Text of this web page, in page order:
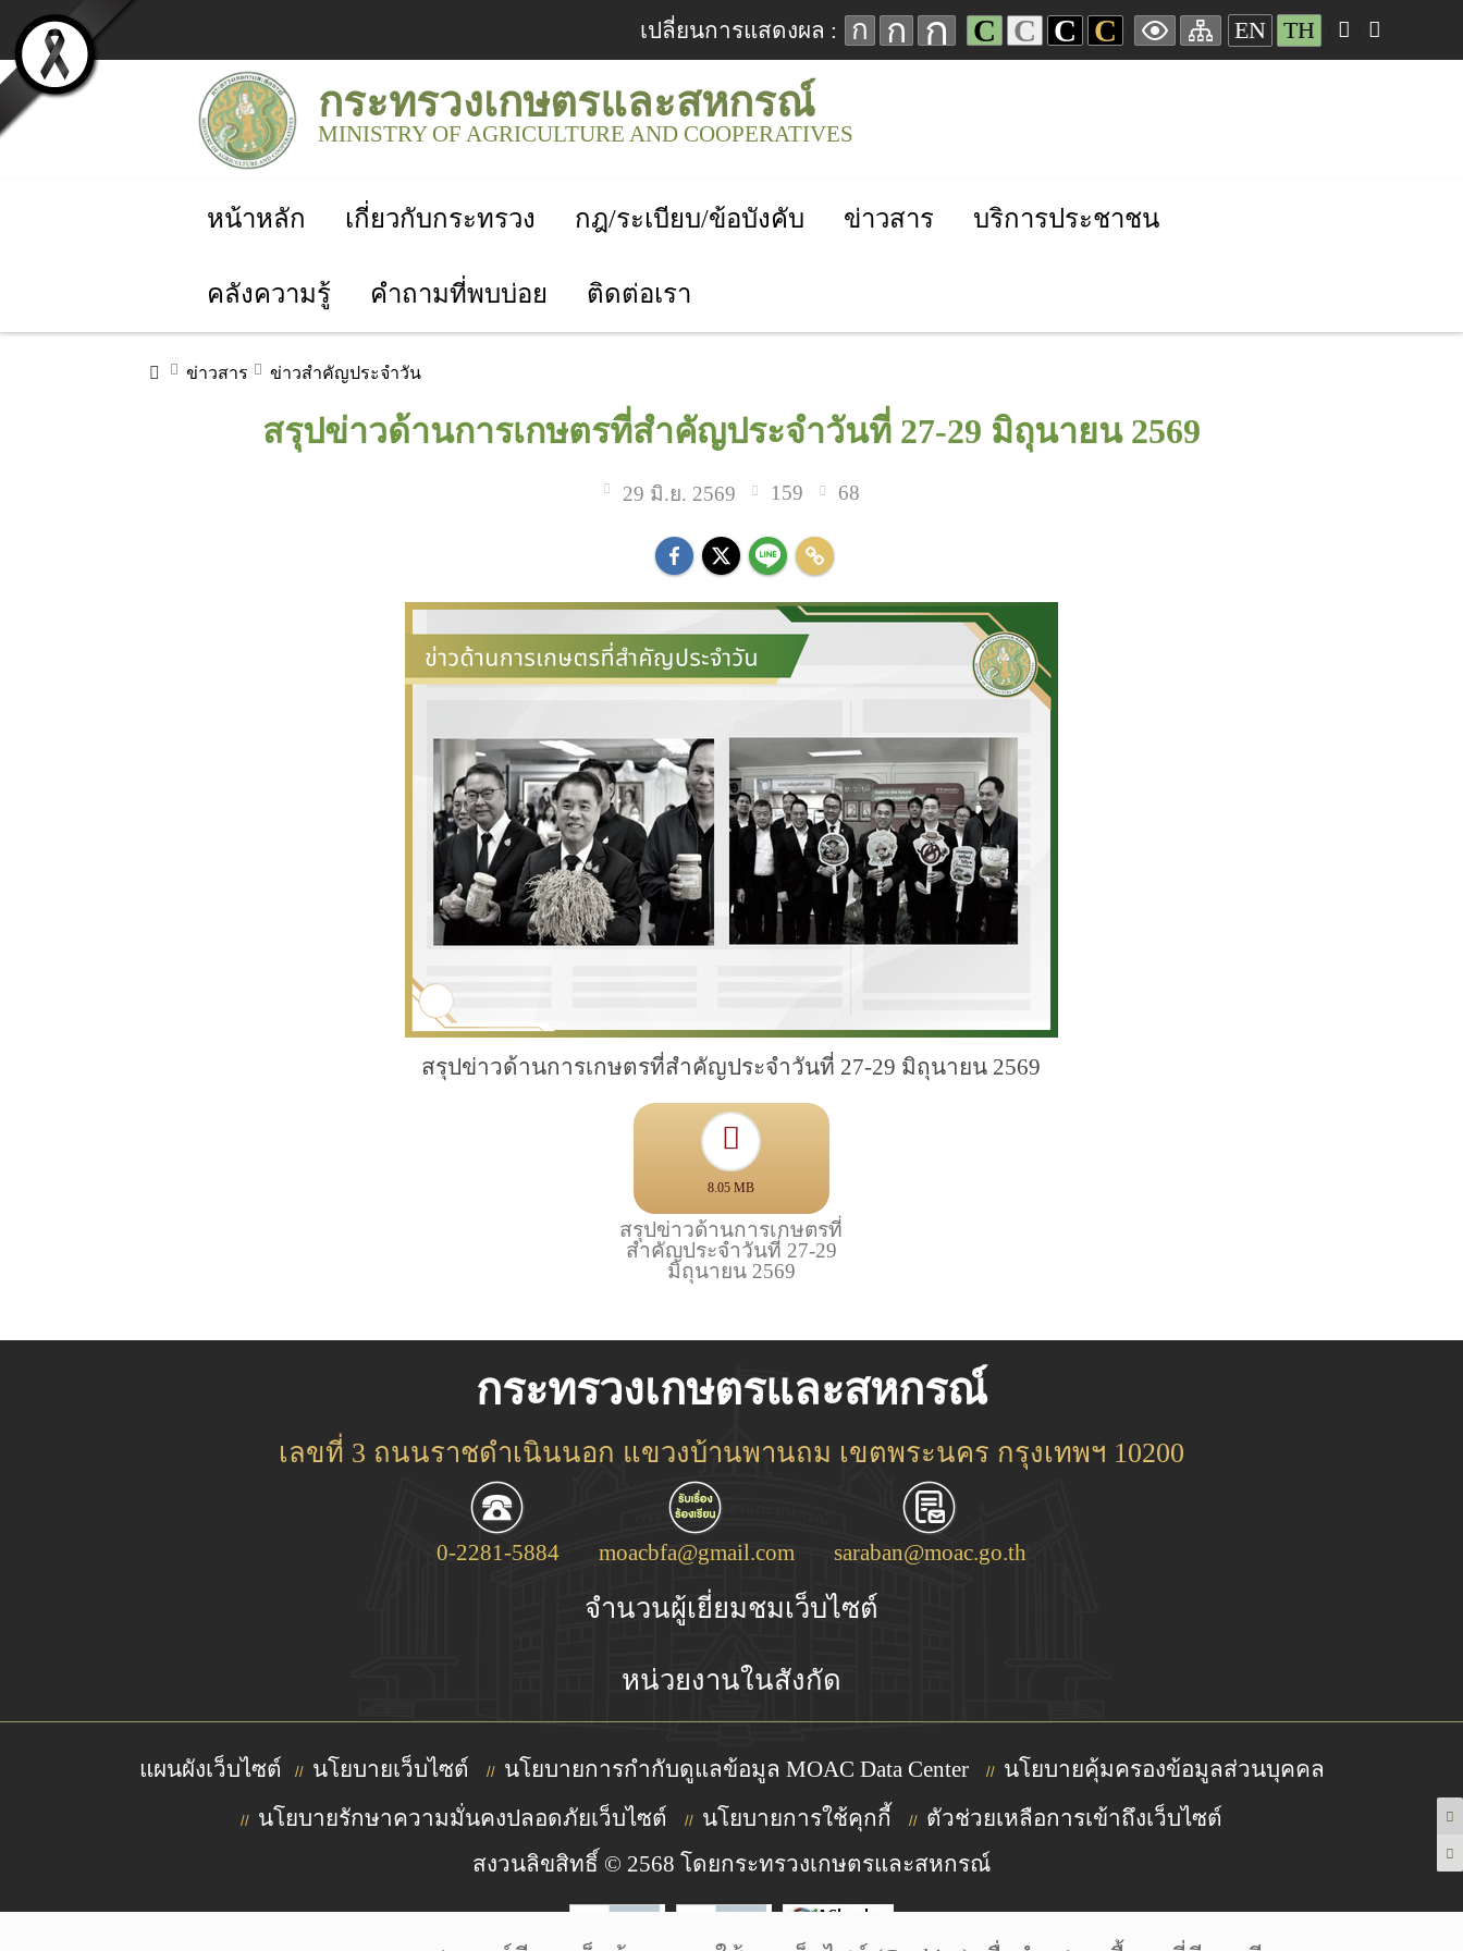
เปลี่ยนการแสดงผล : ก ก ก C C C C EN TH
กระทรวงเกษตรและสหกรณ์
MINISTRY OF AGRICULTURE AND COOPERATIVES
หน้าหลัก เกี่ยวกับกระทรวง กฎ/ระเบียบ/ข้อบังคับ ข่าวสาร บริการประชาชน
คลังความรู้ คำถามที่พบบ่อย ติดต่อเรา
ข่าวสาร ข่าวสำคัญประจำวัน
สรุปข่าวด้านการเกษตรที่สำคัญประจำวันที่ 27-29 มิถุนายน 2569
29 มิ.ย. 2569 159 68
สรุปข่าวด้านการเกษตรที่สำคัญประจำวันที่ 27-29 มิถุนายน 2569
8.05 MB
สรุปข่าวด้านการเกษตรที่
สำคัญประจำวันที่ 27-29
มิถุนายน 2569
กระทรวงเกษตรและสหกรณ์
เลขที่ 3 ถนนราชดำเนินนอก แขวงบ้านพานถม เขตพระนคร กรุงเทพฯ 10200
0-2281-5884 moacbfa@gmail.com saraban@moac.go.th
จำนวนผู้เยี่ยมชมเว็บไซต์
หน่วยงานในสังกัด
แผนผังเว็บไซต์ // นโยบายเว็บไซต์ // นโยบายการกำกับดูแลข้อมูล MOAC Data Center // นโยบายคุ้มครองข้อมูลส่วนบุคคล
// นโยบายรักษาความมั่นคงปลอดภัยเว็บไซต์ // นโยบายการใช้คุกกี้ // ตัวช่วยเหลือการเข้าถึงเว็บไซต์
สงวนลิขสิทธิ์ © 2568 โดยกระทรวงเกษตรและสหกรณ์